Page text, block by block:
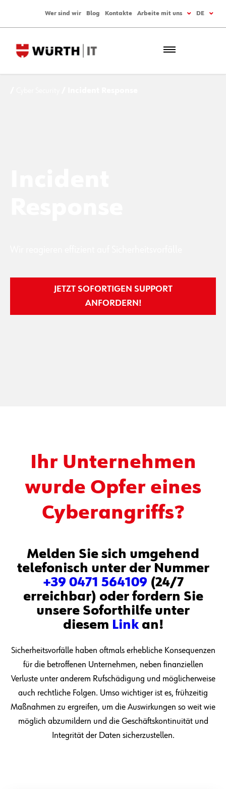
Wer sind wir Blog Kontakte Arbeite mit uns DE
JETZT SOFORTIGEN SUPPORT
ANFORDERN!
Ihr Unternehmen
wurde Opfer eines
Cyberangriffs?
Melden Sie sich umgehend
telefonisch unter der Nummer
+39 0471 564109 (24/7
erreichbar) oder fordern Sie
unsere Soforthilfe unter
diesem Linkan!
Sicherheitsvorfälle haben oftmals erhebliche Konsequenzen
für die betroffenen Unternehmen, neben finanziellen
Verluste unter anderem Rufschädigung und möglicherweise
auch rechtliche Folgen. Umso wichtiger ist es, frühzeitig
Maßnahmen zu ergreifen, um die Auswirkungen so weit wie
möglich abzumildern und die Geschäftskontinuität und
Integrität der Daten sicherzustellen.